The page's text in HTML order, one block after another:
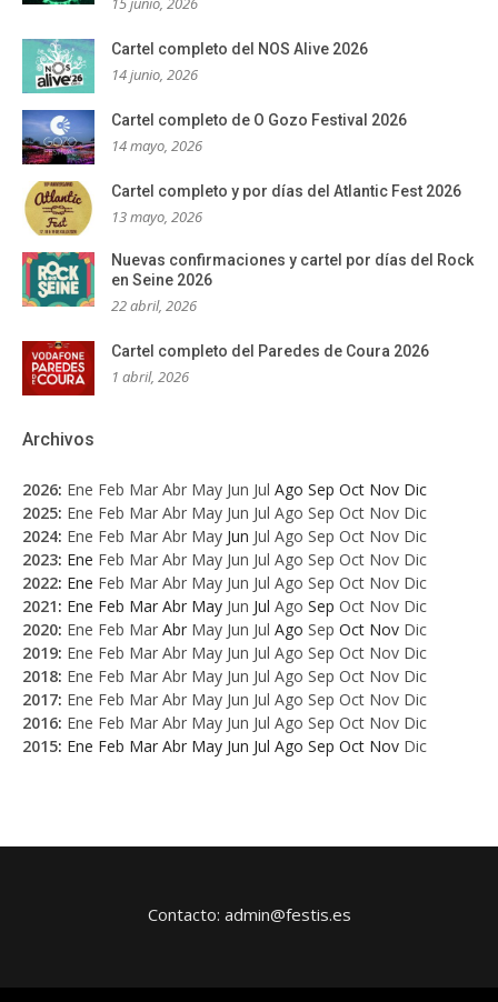
Cartel completo del NOS Alive 2026
14 junio, 2026
Cartel completo de O Gozo Festival 2026
14 mayo, 2026
Cartel completo y por días del Atlantic Fest 2026
13 mayo, 2026
Nuevas confirmaciones y cartel por días del Rock
en Seine 2026
22 abril, 2026
Cartel completo del Paredes de Coura 2026
1 abril, 2026
Archivos
2026: Ene Feb Mar Abr May Jun Jul Ago Sep Oct Nov Dic
2025: Ene Feb Mar Abr May Jun Jul Ago Sep Oct Nov Dic
2024: Ene Feb Mar Abr May Jun Jul Ago Sep Oct Nov Dic
2023: Ene Feb Mar Abr May Jun Jul Ago Sep Oct Nov Dic
2022: Ene Feb Mar Abr May Jun Jul Ago Sep Oct Nov Dic
2021: Ene Feb Mar Abr May Jun Jul Ago Sep Oct Nov Dic
2020: Ene Feb Mar Abr May Jun Jul Ago Sep Oct Nov Dic
2019: Ene Feb Mar Abr May Jun Jul Ago Sep Oct Nov Dic
2018: Ene Feb Mar Abr May Jun Jul Ago Sep Oct Nov Dic
2017: Ene Feb Mar Abr May Jun Jul Ago Sep Oct Nov Dic
2016: Ene Feb Mar Abr May Jun Jul Ago Sep Oct Nov Dic
2015: Ene Feb Mar Abr May Jun Jul Ago Sep Oct Nov Dic
Contacto: admin@festis.es